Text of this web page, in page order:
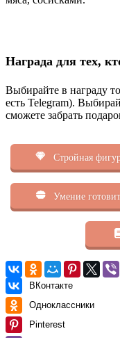
Награда для тех,
Выбирайте в награду
есть Telegram).
сможете забрать
Стройная
Умение
ВКонтакте
Одноклассники
Pinterest